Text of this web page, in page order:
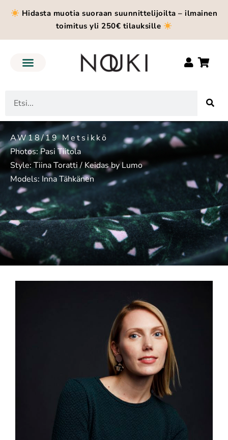
Hidasta muotia suoraan suunnittelijoilta – ilmainen
toimitus yli 250€ tilauksille
AW18/19 Metsikkö
Photos: Pasi Tiitola
Style: Tiina Toratti / Keidas by Lumo
Models: Inna Tähkänen